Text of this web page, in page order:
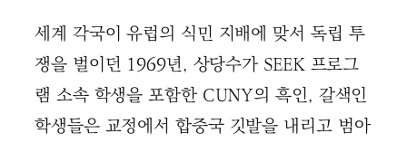
세계 각국이 유럽의 식민 지배에 맞서 독립 투
쟁을 벌이던 1969년, 상당수가 SEEK 프로그
램 소속 학생을 포함한 CUNY의 흑인, 갈색인
학생들은 교정에서 합중국 깃발을 내리고 범아